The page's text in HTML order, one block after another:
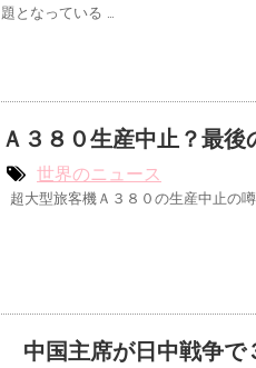
題となっている …
Ａ３８０生産中止？最後
世界のニュース
超大型旅客機Ａ３８０の生産中止の
中国主席が日中戦争で